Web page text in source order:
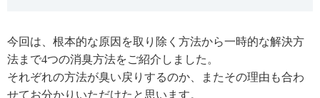
今回は、根本的な原因を取り除く方法から一時的な解決方
法まで4つの消臭方法をご紹介しました。
それぞれの方法が臭い戻りするのか、またその理由も合わ
せてお分かりいただけたと思います。